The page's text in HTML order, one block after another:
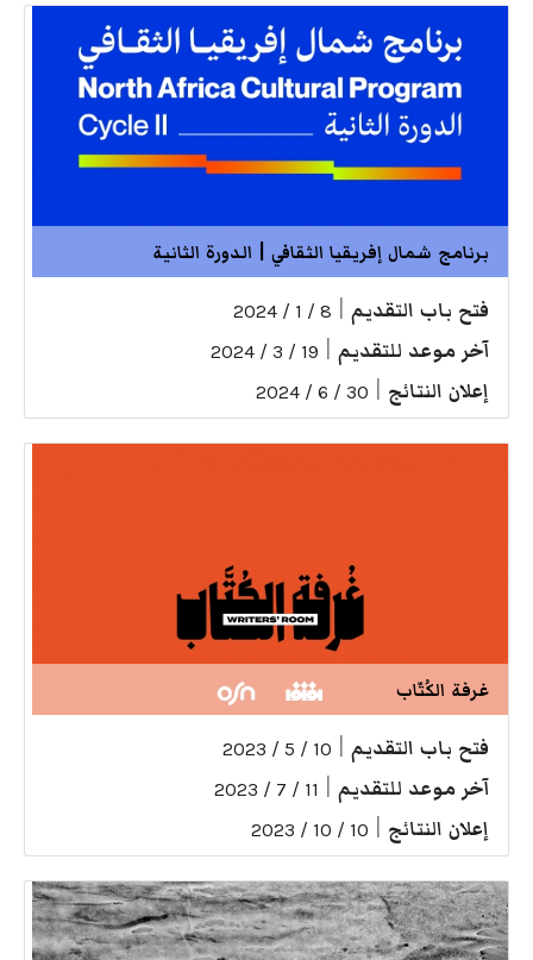
برنامج شمال إفريقيا الثقافي | الدورة الثانية
فتح باب التقديم 8 / 1 / 2024
آخر موعد للتقديم 19 / 3 / 2024
إعلان النتائج 30 / 6 / 2024
غرفة الكُتّاب
فتح باب التقديم 10 / 5 / 2023
آخر موعد للتقديم 11 / 7 / 2023
إعلان النتائج 10 / 10 / 2023